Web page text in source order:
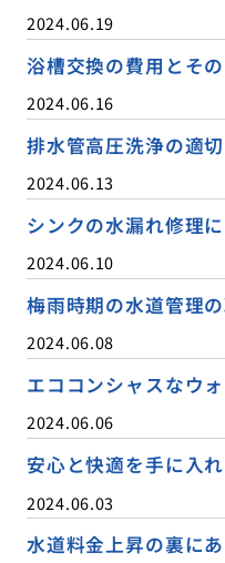
2024.06.19
浴槽交換の費用とそ
2024.06.16
排水管高圧洗浄の適
2024.06.13
シンクの水漏れ修理
2024.06.10
梅雨時期の水道管理
2024.06.08
エココンシャスなウ
2024.06.06
安心と快適を手に入
2024.06.03
水道料金上昇の裏に